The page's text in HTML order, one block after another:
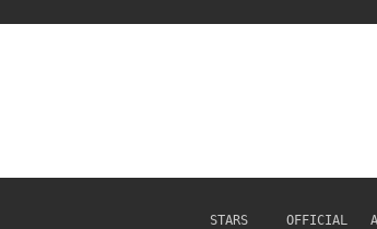
STARS     OFFICIAL